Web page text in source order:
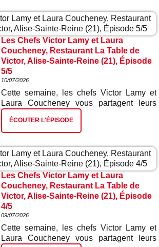
Les Chefs Victor Lamy et Laura
Coucheney, Restaurant La Table de
Victor, Alise-Sainte-Reine (21), Épisode
5/5
10/07/2026
Cette semaine, les chefs Victor Lamy et
Laura Coucheney vous partagent leurs
meilleures recettes. Dans ce cinquième et
dernier épisode : miel fromage blanc et
houblon.
ÉCOUTER L'ÉPISODE
Les Chefs Victor Lamy et Laura
Coucheney, Restaurant La Table de
Victor, Alise-Sainte-Reine (21), Épisode
4/5
09/07/2026
Cette semaine, les chefs Victor Lamy et
Laura Coucheney vous partagent leurs